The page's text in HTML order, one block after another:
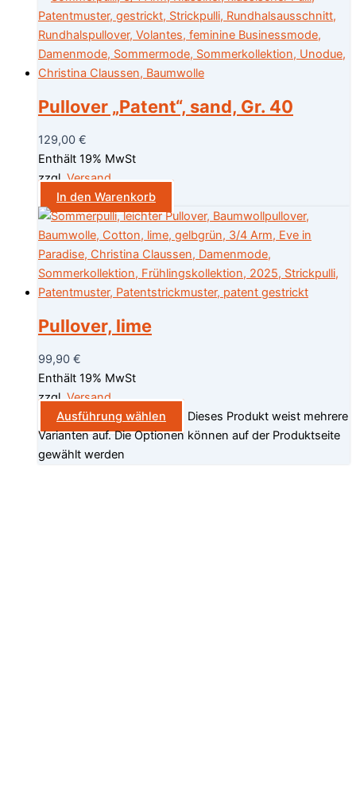
Pullover „Patent“, sand, Gr. 40
129,00 €
Enthält 19% MwSt
zzgl. Versand
In den Warenkorb
Pullover, lime
99,90 €
Enthält 19% MwSt
zzgl. Versand
Ausführung wählen
Dieses Produkt weist mehrere
Varianten auf. Die Optionen können auf der Produktseite
gewählt werden